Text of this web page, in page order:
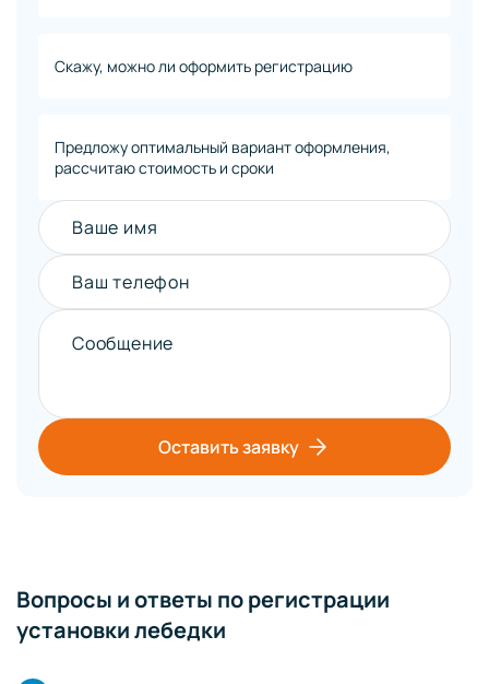
Скажу, можно ли оформить регистрацию
Предложу оптимальный вариант оформления,
рассчитаю стоимость и сроки
Ваше имя
Ваш телефон
Сообщение
Оставить заявку
Вопросы и ответы по регистрации
установки лебедки